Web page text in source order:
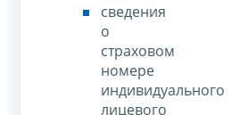
сведения
о
страховом
номере
индивидуального
лицевого